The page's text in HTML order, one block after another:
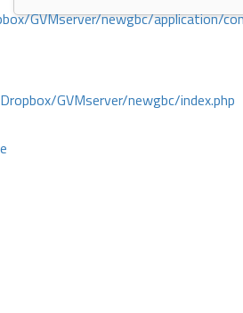
GVMserver/newgbc/application/
GVMserver/newgbc/index.php